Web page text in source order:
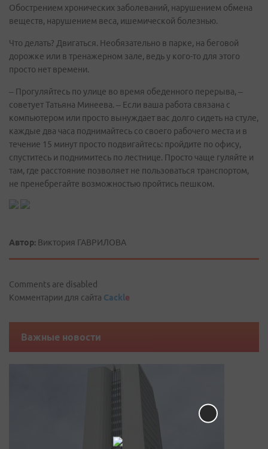
Обострением хронических заболеваний, нарушением обмена
веществ, нарушением веса, ишемической болезнью.
Что делать? Двигаться. Необязательно в парке, на беговой
дорожке или в тренажерном зале, ведь у кого-то для этого
просто нет времени.
– Прогуляйтесь по улице во время обеденного перерыва, –
советует Татьяна Минеева. – Если ваша работа связана с
компьютером или просто вынуждает вас долго сидеть на стуле,
каждые два часа поднимайтесь со своего рабочего места и в
течение 15 минут просто подвигайтесь: пройдите по офису,
спуститесь и поднимитесь по лестнице. Просто чаще гуляйте и
там, где расстояние позволяет не пользоваться транспортом,
не пренебрегайте возможностью пройтись пешком.
Автор: Виктория ГАВРИЛОВА
Comments are disabled
Комментарии для сайта Cackle
Важные новости